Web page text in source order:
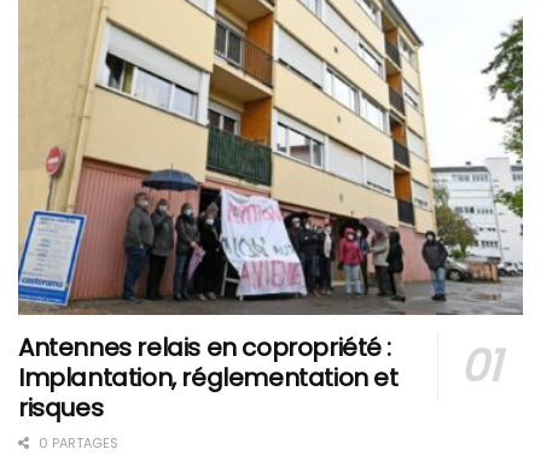
Antennes relais en copropriété :
Implantation, réglementation et
risques
0 PARTAGES